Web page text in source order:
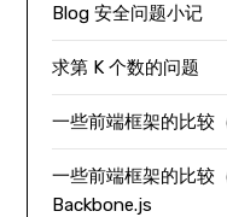
Blog 安全问题小记
求第 K 个数的问题
一些前端框架的比较
一些前端框架的比较
Backbone.js